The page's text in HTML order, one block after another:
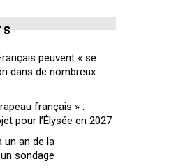
peuvent « se
dans de nombreux
français » :
pour l’Élysée en 2027
un an de la
sondage